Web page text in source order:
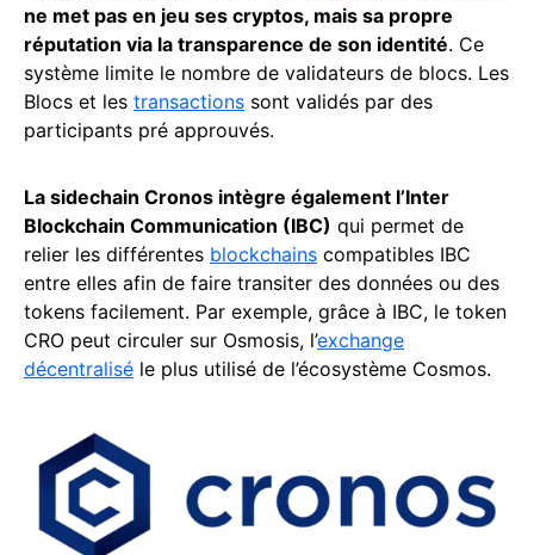
ne met pas en jeu ses cryptos, mais sa propre
réputation via la transparence de son identité. Ce
système limite le nombre de validateurs de blocs. Les
Blocs et les transactions sont validés par des
participants pré approuvés.
La sidechain Cronos intègre également l’Inter
Blockchain Communication (IBC) qui permet de
relier les différentes blockchains compatibles IBC
entre elles afin de faire transiter des données ou des
tokens facilement. Par exemple, grâce à IBC, le token
CRO peut circuler sur Osmosis, l’exchange
décentralisé le plus utilisé de l’écosystème Cosmos.